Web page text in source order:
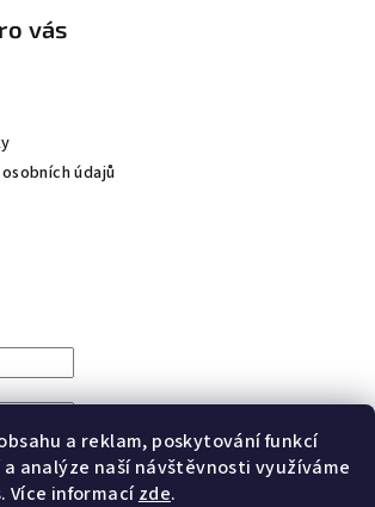
a reklam, poskytování funkcí
analýze naší návštěvnosti využíváme
Více informacízde.
vás
údajů